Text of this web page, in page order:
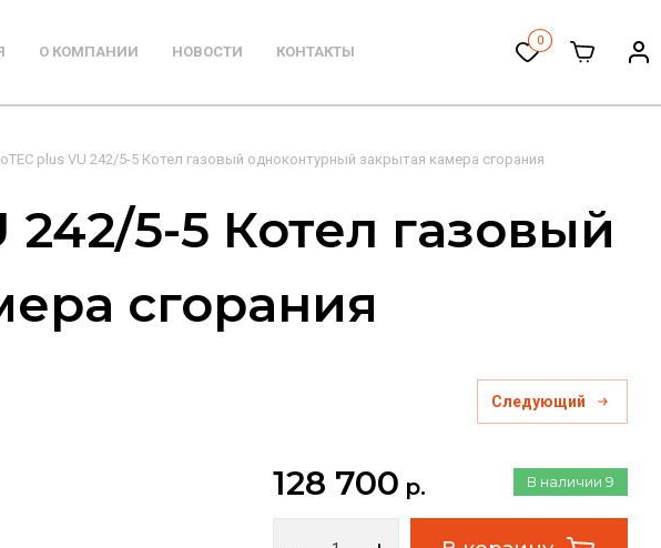
О КОМПАНИИ НОВОСТИ КОНТАКТЫ
0
plus VU 242/5-5 Котел газовый одноконтурный закрытая камера сгорания
242/5-5 Котел газовый
сгорания
Следующий
В наличии 9
128 700 р.